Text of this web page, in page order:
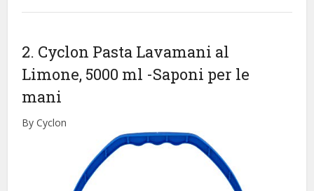
2. Cyclon Pasta Lavamani al
Limone, 5000 ml -Saponi per le
mani
By Cyclon